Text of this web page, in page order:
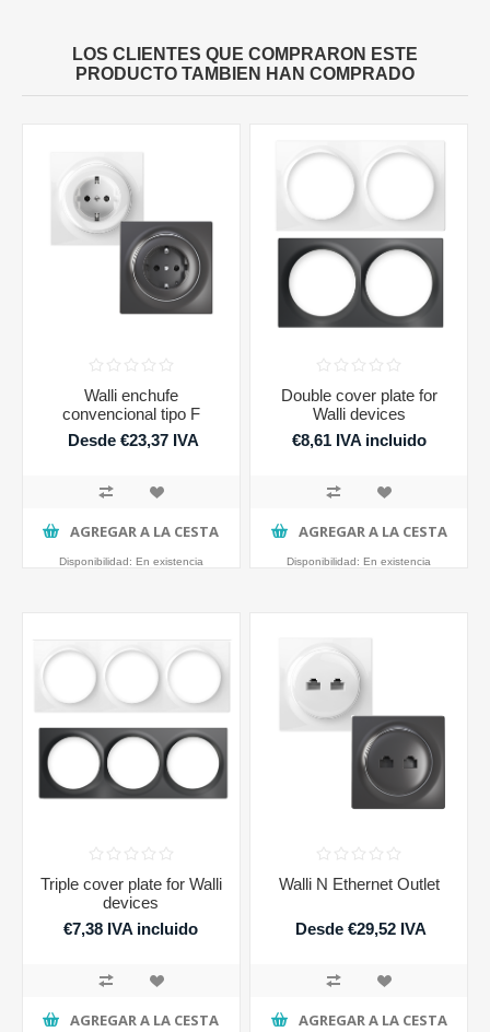
LOS CLIENTES QUE COMPRARON ESTE
PRODUCTO TAMBIEN HAN COMPRADO
Walli enchufe
convencional tipo F
Desde €23,37 IVA
AGREGAR A LA CESTA
Disponibilidad: En existencia
Double cover plate for
Walli devices
€8,61 IVA incluido
AGREGAR A LA CESTA
Disponibilidad: En existencia
Triple cover plate for Walli
devices
€7,38 IVA incluido
AGREGAR A LA CESTA
Walli N Ethernet Outlet
Desde €29,52 IVA
AGREGAR A LA CESTA